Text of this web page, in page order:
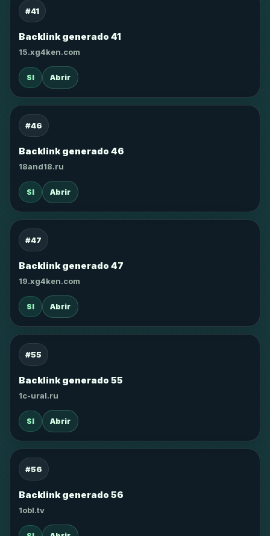
#41
Backlink generado 41
15.xg4ken.com
SI Abrir
#46
Backlink generado 46
18and18.ru
SI Abrir
#47
Backlink generado 47
19.xg4ken.com
SI Abrir
#55
Backlink generado 55
1c-ural.ru
SI Abrir
#56
Backlink generado 56
1obl.tv